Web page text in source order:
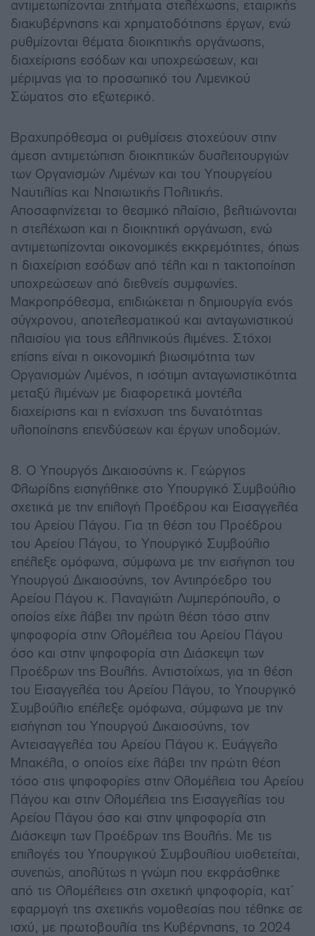
αντιμετωπίζονται ζητήματα στελέχωσης, εταιρικής
διακυβέρνησης και χρηματοδότησης έργων, ενώ
ρυθμίζονται θέματα διοικητικής οργάνωσης,
διαχείρισης εσόδων και υποχρεώσεων, και
μέριμνας για το προσωπικό του Λιμενικού
Σώματος στο εξωτερικό.
Βραχυπρόθεσμα οι ρυθμίσεις στοχεύουν στην
άμεση αντιμετώπιση διοικητικών δυσλειτουργιών
των Οργανισμών Λιμένων και του Υπουργείου
Ναυτιλίας και Νησιωτικής Πολιτικής.
Αποσαφηνίζεται το θεσμικό πλαίσιο, βελτιώνονται
η στελέχωση και η διοικητική οργάνωση, ενώ
αντιμετωπίζονται οικονομικές εκκρεμότητες, όπως
η διαχείριση εσόδων από τέλη και η τακτοποίηση
υποχρεώσεων από διεθνείς συμφωνίες.
Μακροπρόθεσμα, επιδιώκεται η δημιουργία ενός
σύγχρονου, αποτελεσματικού και ανταγωνιστικού
πλαισίου για τους ελληνικούς λιμένες. Στόχοι
επίσης είναι η οικονομική βιωσιμότητα των
Οργανισμών Λιμένος, η ισότιμη ανταγωνιστικότητα
μεταξύ λιμένων με διαφορετικά μοντέλα
διαχείρισης και η ενίσχυση της δυνατότητας
υλοποίησης επενδύσεων και έργων υποδομών.
8. Ο Υπουργός Δικαιοσύνης κ. Γεώργιος
Φλωρίδης εισηγήθηκε στο Υπουργικό Συμβούλιο
σχετικά με την επιλογή Προέδρου και Εισαγγελέα
του Αρείου Πάγου. Για τη θέση του Προέδρου
του Αρείου Πάγου, το Υπουργικό Συμβούλιο
επέλεξε ομόφωνα, σύμφωνα με την εισήγηση του
Υπουργού Δικαιοσύνης, τον Αντιπρόεδρο του
Αρείου Πάγου κ. Παναγιώτη Λυμπερόπουλο, ο
οποίος είχε λάβει την πρώτη θέση τόσο στην
ψηφοφορία στην Ολομέλεια του Αρείου Πάγου
όσο και στην ψηφοφορία στη Διάσκεψη των
Προέδρων της Βουλής. Αντιστοίχως, για τη θέση
του Εισαγγελέα του Αρείου Πάγου, το Υπουργικό
Συμβούλιο επέλεξε ομόφωνα, σύμφωνα με την
εισήγηση του Υπουργού Δικαιοσύνης, τον
Αντεισαγγελέα του Αρείου Πάγου κ. Ευάγγελο
Μπακέλα, ο οποίος είχε λάβει την πρώτη θέση
τόσο στις ψηφοφορίες στην Ολομέλεια του Αρείου
Πάγου και στην Ολομέλεια της Εισαγγελίας του
Αρείου Πάγου όσο και στην ψηφοφορία στη
Διάσκεψη των Προέδρων της Βουλής. Με τις
επιλογές του Υπουργικού Συμβουλίου υιοθετείται,
συνεπώς, απολύτως η γνώμη που εκφράσθηκε
από τις Ολομέλειες στη σχετική ψηφοφορία, κατ΄
εφαρμογή της σχετικής νομοθεσίας που τέθηκε σε
ισχύ, με πρωτοβουλία της Κυβέρνησης, το 2024